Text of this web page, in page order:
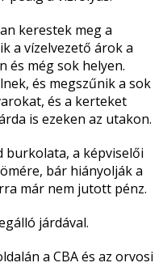
kerestek meg a
a vízelvezető árok a
és még sok helyen.
és megszűnik a sok
és a kerteket
is ezeken az utakon.
burkolata, a képviselői
bár hiányolják a
már nem jutott pénz.
járdával.
a CBA és az orvosi